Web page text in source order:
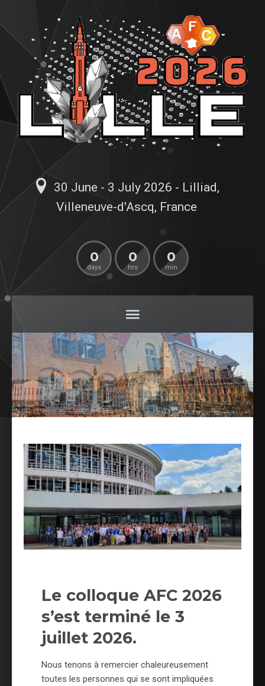
30 June - 3 July 2026 - Lilliad,
Villeneuve-d'Ascq, France
0
days
0
hrs
0
min
Le colloque AFC 2026
s’est terminé le 3
juillet 2026.
Nous tenons à remercier chaleureusement
toutes les personnes qui se sont impliquées